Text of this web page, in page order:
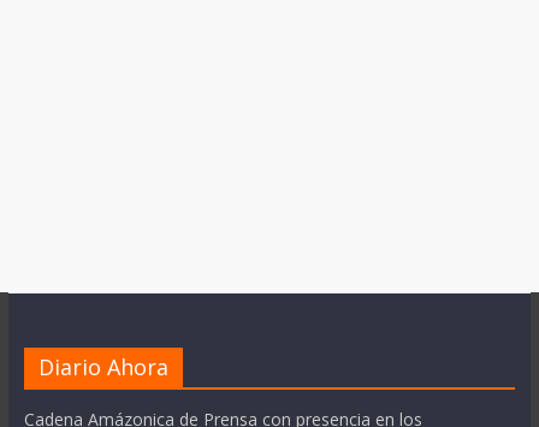
Diario Ahora
Cadena Amázonica de Prensa con presencia en los